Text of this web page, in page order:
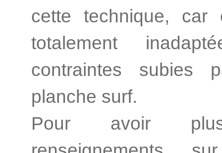
cette technique, car
totalement
contraintes subies
planche surf.
Pour avoir